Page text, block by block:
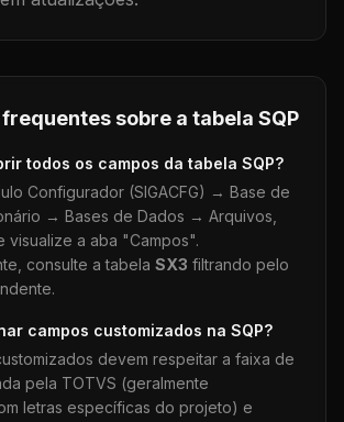
sobre a tabela SQP
todos os campos da tabela SQP?
Configurador (SIGACFG) → Base de
→ Bases de Dados → Arquivos,
visualize a aba "Campos".
consulte a tabela SX3 filtrando pelo
campos customizados na SQP?
devem respeitar a faixa de
pela TOTVS (geralmente
letras específicas do projeto) e